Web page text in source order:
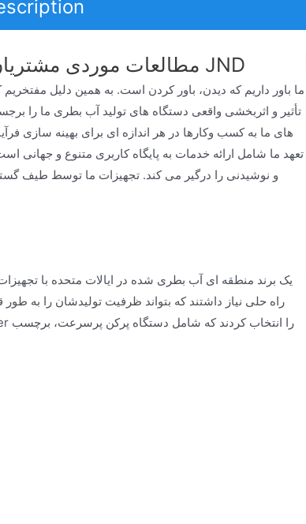
مطالعات موردی مشتریان: موفقیت واقعی با راه حل های بطری سازی آب JND
تأثیر و اثربخشی واقعی دستگاه های تولید آب بطری ما را
های ما به کسب وکارها در هر اندازه ای برای بهینه سازی
و نوشیدنی را درگیر می کند. تجهیزات ما توسط طیف
یک برند منطقه ای آب بطری شده در ایالات متحده با
راه حلی نیاز داشتند که بتواند ظرفیت تولیدشان را به